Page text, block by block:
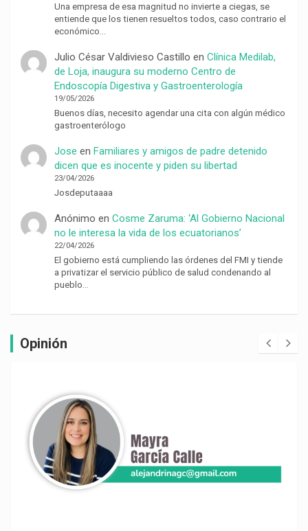
Una empresa de esa magnitud no invierte a ciegas, se
entiende que los tienen resueltos todos, caso contrario el
económico…
Julio César Valdivieso Castillo en Clínica Medilab,
de Loja, inaugura su moderno Centro de
Endoscopía Digestiva y Gastroenterología
19/05/2026
Buenos días, necesito agendar una cita con algún médico
gastroenterólogo
Jose en Familiares y amigos de padre detenido
dicen que es inocente y piden su libertad
23/04/2026
Josdeputaaaa
Anónimo en Cosme Zaruma: ‘Al Gobierno Nacional
no le interesa la vida de los ecuatorianos’
22/04/2026
El gobierno está cumpliendo las órdenes del FMI y tiende
a privatizar el servicio público de salud condenando al
pueblo…
Opinión